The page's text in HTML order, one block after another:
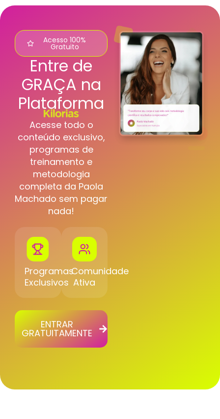
Acesso 100%
Gratuito
Entre de
GRAÇA na
Plataforma
Acesse todo o
conteúdo exclusivo,
programas de
treinamento e
metodologia
completa da Paola
Machado sem pagar
nada!
Programas
Exclusivos
Comunidade
Ativa
ENTRAR
GRATUITAMENTE